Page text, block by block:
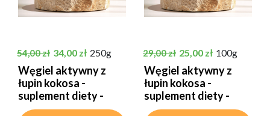
Cena podstawowa
54,00 zł Cena
34,00 zł 250g
Węgiel aktywny z
łupin kokosa -
suplement diety -
proszek...
Cena podstawowa
29,00 zł Cena
25,00 zł 100g
Węgiel aktywny z
łupin kokosa -
suplement diety -
proszek...